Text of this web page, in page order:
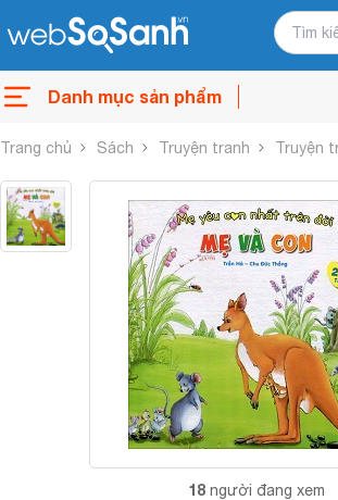
Danh mục sản phẩm
Trang chủ Sách Truyện tranh Truyện
18 người đang xem